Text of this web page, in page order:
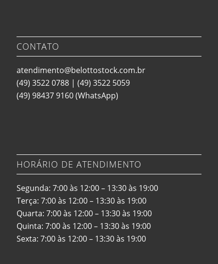
CONTATO
atendimento@belottostock.com.br
(49) 3522 0788| (49) 3522 5059
(49) 98437 9160(WhatsApp)
HORÁRIO DE ATENDIMENTO
Segunda: 7:00 às 12:00 – 13:30 às 19:00
Terça: 7:00 às 12:00 – 13:30 às 19:00
Quarta: 7:00 às 12:00 – 13:30 às 19:00
Quinta: 7:00 às 12:00 – 13:30 às 19:00
Sexta: 7:00 às 12:00 – 13:30 às 19:00